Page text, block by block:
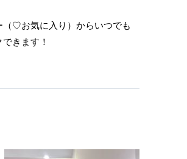
（♡お気に入り）からいつでも
きます！